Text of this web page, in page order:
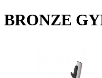
BRONZE